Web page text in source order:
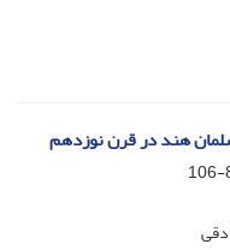
هند در قرن نوزدهم